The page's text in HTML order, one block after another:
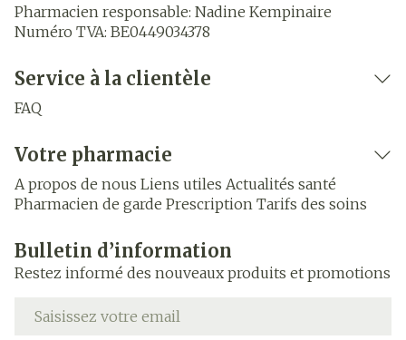
Pharmacien responsable: Nadine Kempinaire
Numéro TVA: BE0449034378
Service à la clientèle
FAQ
Votre pharmacie
A propos de nous Liens utiles Actualités santé
Pharmacien de garde Prescription Tarifs des soins
Bulletin d’information
Restez informé des nouveaux produits et promotions
Adresse mail